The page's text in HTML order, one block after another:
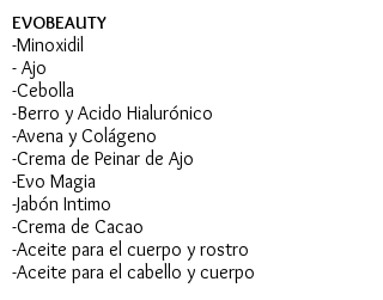
EVOBEAUTY
-Minoxidil
- Ajo
-Cebolla
-Berro y Acido Hialurónico
-Avena y Colágeno
-Crema de Peinar de Ajo
-Evo Magia
-Jabón Intimo
-Crema de Cacao
-Aceite para el cuerpo y rostro
-Aceite para el cabello y cuerpo​